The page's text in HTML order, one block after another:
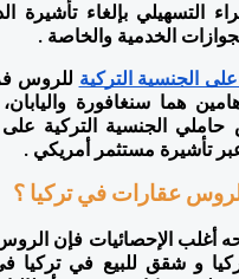
الخدمية والخاصة .
الجنسية التركية
تأشيرة مستثمر أمريكي .
عقارات في تركيا ؟